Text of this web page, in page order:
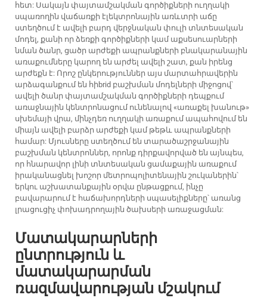
հետ: Սակայն փայտամշակման գործիքների ուղղակի
սպառողին վաճառքի էլեկտրոնային առևտրի աճը
ստեղծում է ավելի բարդ վերջնական փուլի տնտեսական
մոդել, քանի որ ձեռքի գործիքների կամ աքսեսուարների
նման ծանր, ցածր արժեքի ապրանքների բնակարանային
առաքումները կարող են արժել ավելի շատ, քան իրենց
արժեքն է: Որոշ ընկերություններ այս մարտահրավերին
արձագանքում են հիbrid բաշխման մոդելների միջոցով՝
ավելի ծանր փայտամշակման գործիքների դեպքում
առաջնային կենտրոնացում ունենալով «առաքել խանութ»
սխեմայի վրա, մինչդեռ ուղղակի առաքում ապահովում են
միայն ավելի բարձր արժեքի կամ թեթև ապրանքների
համար: Մյուսները ստեղծում են տարածաշրջանային
բաշխման կենտրոններ, որոնք դիրքավորված են այնպես,
որ հնարավոր լինի տնտեսական ցամաքային առաքում
իրականացնել խոշոր մետրոպոլիտենային շուկաներին՝
երկու աշխատանքային օրվա ընթացքում, ինչը
բավարարում է հաճախորդների սպասելիքները՝ առանց
լրացուցիչ փոխադրողային ծախսերի առաջացման:
Մատակարարների
ընտրություն և
մատակարարման
ռազմավարության մշակում